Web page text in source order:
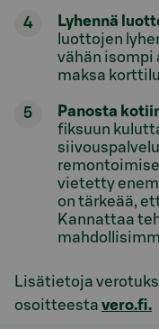
Lyhennä
luottojen
vähän isompi
maksa
Panosta
fiksuun
vietetty
on tärkeää,
Kannattaa
Lisätietoja
osoitteesta vero.fi.